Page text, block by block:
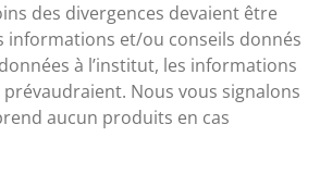
des divergences devaient être
informations et/ou conseils donnés
à l’institut, les informations
Nous vous signalons
aucun produits en cas